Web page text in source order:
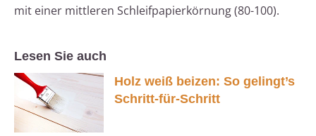
mit einer mittleren Schleifpapierkörnung (80-100).
Lesen Sie auch
Holz weiß beizen: So gelingt’s
Schritt-für-Schritt